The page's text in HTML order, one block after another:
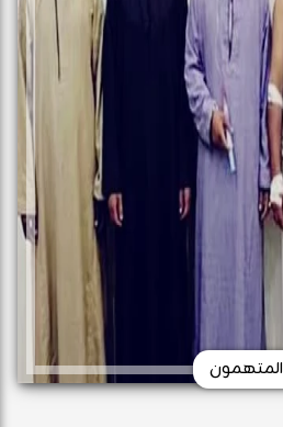
المتهمون